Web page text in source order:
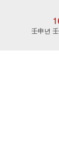
壬申년